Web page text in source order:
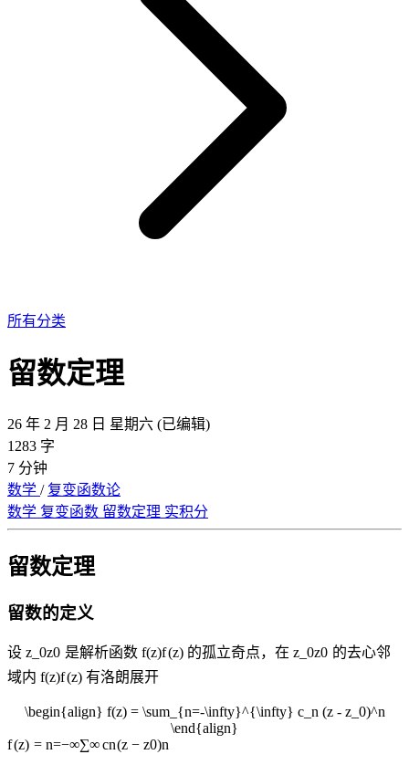
所有分类
留数定理
26 年 2 月 28 日 星期六 (已编辑)
1283 字
7 分钟
数学 / 复变函数论
数学 复变函数 留数定理 实积分
留数定理
留数的定义
设 z_0z0 是解析函数 f(z)f(z) 的孤立奇点，在z_0z0 的去心邻
域内 f(z)f(z) 有洛朗展开
\begin{align} f(z) = \sum_{n=-\infty}^{\infty} c_n (z - z_0)^n
\end{align}
f(z) = n=−∞∑∞cn(z − z0)n